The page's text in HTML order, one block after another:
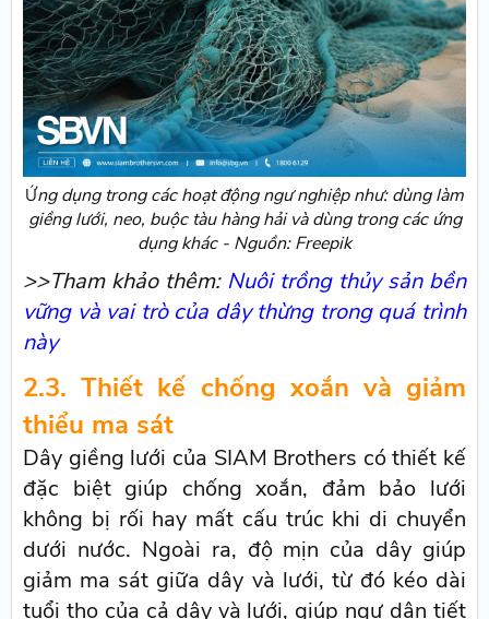
Ứng dụng trong các hoạt động ngư nghiệp như: dùng làm
giềng lưới, neo, buộc tàu hàng hải và dùng trong các ứng
dụng khác - Nguồn: Freepik
>>Tham khảo thêm: Nuôi trồng thủy sản bền
vững và vai trò của dây thừng trong quá trình
này
2.3. Thiết kế chống xoắn và giảm
thiểu ma sát
Dây giềng lưới của SIAM Brothers có thiết kế
đặc biệt giúp chống xoắn, đảm bảo lưới
không bị rối hay mất cấu trúc khi di chuyển
dưới nước. Ngoài ra, độ mịn của dây giúp
giảm ma sát giữa dây và lưới, từ đó kéo dài
tuổi thọ của cả dây và lưới, giúp ngư dân tiết